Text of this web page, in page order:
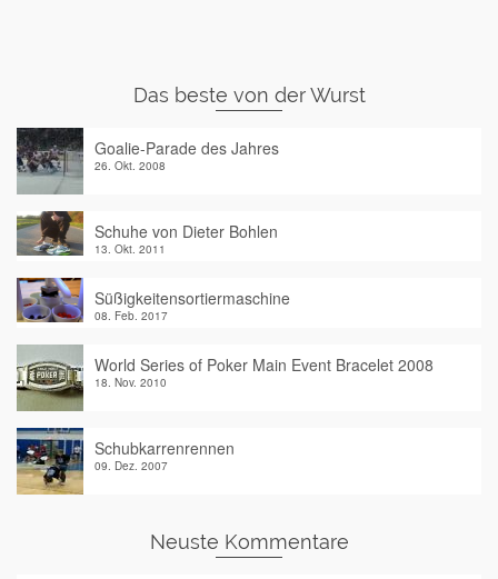
Das beste von der Wurst
Goalie-Parade des Jahres
26. Okt. 2008
Schuhe von Dieter Bohlen
13. Okt. 2011
Süßigkeitensortiermaschine
08. Feb. 2017
World Series of Poker Main Event Bracelet 2008
18. Nov. 2010
Schubkarrenrennen
09. Dez. 2007
Neuste Kommentare